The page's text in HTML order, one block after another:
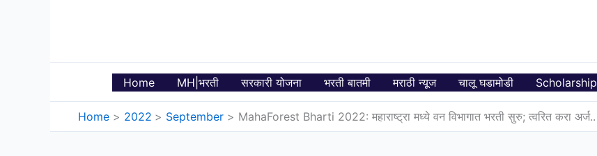
Home MH|भरती सरकारी योजना भरती बातमी मराठी न्यूज चालू घडामोडी Scholarship
Home 2022 September MahaForest Bharti 2022: महाराष्ट्रा मध्ये वन विभागात भरती सुरु; त्वरित करा अर्ज..